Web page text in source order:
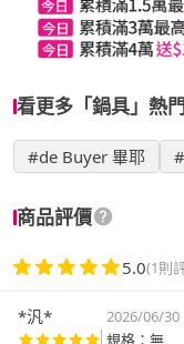
看更多「鍋具」熱
#de Buyer 畢耶
商品評價
5.0(1則
*汎* 2026/06/30
規格：無